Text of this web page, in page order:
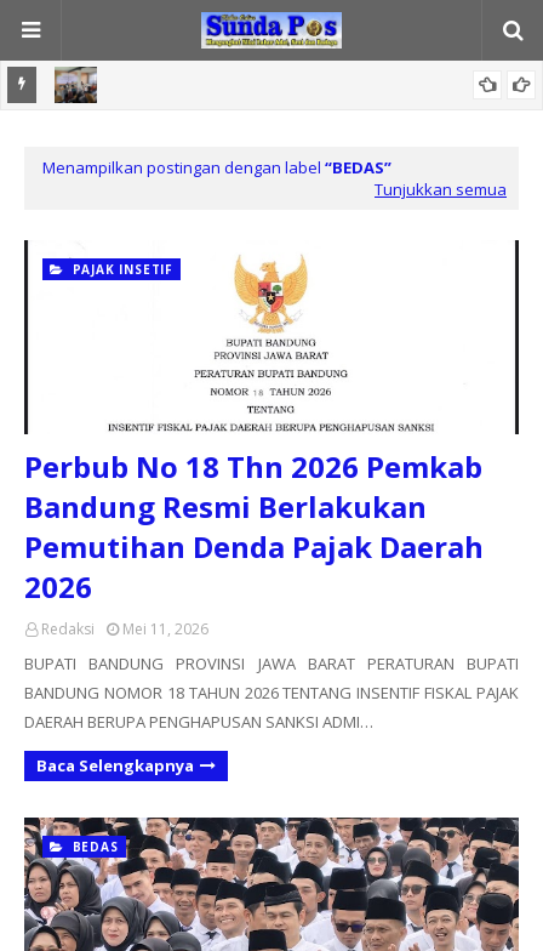
Pendampingan Hukum Pengelolaan Dana Desa oleh Kejari
Menampilkan postingan dengan label
BEDAS
Tunjukkan semua
PAJAK INSETIF
Perbub No 18 Thn 2026 Pemkab
Bandung Resmi Berlakukan
Pemutihan Denda Pajak Daerah
2026
Redaksi Mei 11, 2026
BUPATI BANDUNG PROVINSI JAWA BARAT PERATURAN BUPATI
BANDUNG NOMOR 18 TAHUN 2026 TENTANG INSENTIF FISKAL PAJAK
DAERAH BERUPA PENGHAPUSAN SANKSI ADMI…
Baca Selengkapnya
BEDAS